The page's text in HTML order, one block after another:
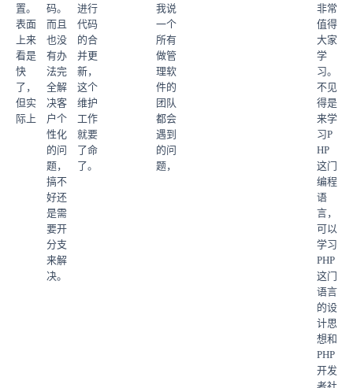
非常
值得
大家
学
习。
不见
得是
来学
习P
HP
这门
编程
语
言，
可以
学习
PHP
这门
语言
的设
计思
想和
PHP
开发
我说
一个
所有
做管
理软
件的
团队
都会
遇到
的问
题，
进行
代码
的合
并更
新，
这个
维护
工作
就要
了命
了。
码。
而且
也没
有办
法完
全解
决客
户个
性化
的问
题，
搞不
好还
是需
要开
分支
来解
决。
置。
表面
上来
看是
快
了，
但实
际上